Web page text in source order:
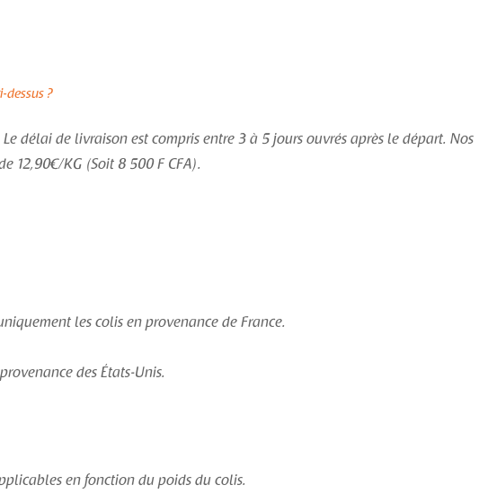
dessus ?
délai de livraison est compris entre 3 à 5 jours ouvrés après le départ. Nos
12,90€/KG (Soit 8 500 F CFA).
les colis en provenance de France.
des États-Unis.
en fonction du poids du colis.